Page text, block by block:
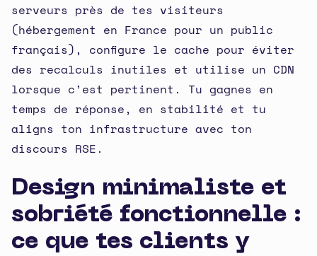
serveurs près de tes visiteurs
(hébergement en France pour un public
français), configure le cache pour éviter
des recalculs inutiles et utilise un CDN
lorsque c’est pertinent. Tu gagnes en
temps de réponse, en stabilité et tu
aligns ton infrastructure avec ton
discours RSE.
Design minimaliste et
sobriété fonctionnelle :
ce que tes clients y